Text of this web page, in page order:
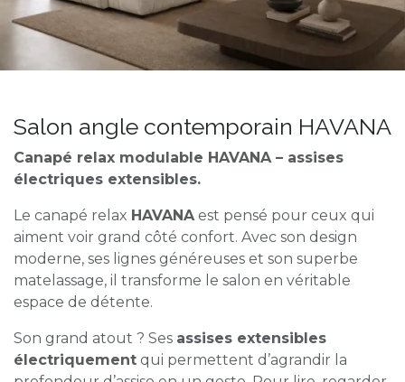
Salon angle contemporain HAVANA
Canapé relax modulable HAVANA – assises
électriques extensibles.
Le canapé relax HAVANAest pensé pour ceux qui
aiment voir grand côté confort. Avec son design
moderne, ses lignes généreuses et son superbe
matelassage, il transforme le salon en véritable
espace de détente.
Son grand atout ? Ses assises extensibles
électriquement qui permettent d’agrandir la